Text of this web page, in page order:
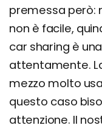
premessa però:
non è facile,
car sharing è
attentamente.
mezzo molto
questo caso
attenzione. Il